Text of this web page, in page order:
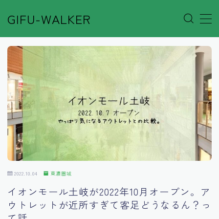
GIFU-WALKER
MENU
Author’s Voice
Café&Rest.
Event
Go out
Others
Shop
2022.10.04 東濃圏域
イオンモール土岐が2022年10月オープン。ア
ウトレットが近所すぎて客足どうなるん？っ